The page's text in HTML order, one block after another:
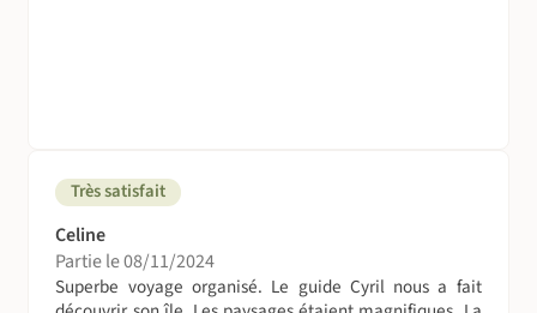
Chambre individuelle
Vous pouvez choisir, lors de votre réservation, de
demander à bénéficier d’une chambre individuelle, en
Très satisfait
Celine
Partie le 08/11/2024
Superbe voyage organisé. Le guide Cyril nous a fait